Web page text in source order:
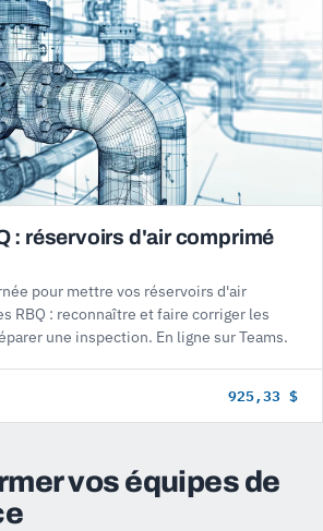
: réservoirs d'air comprimé
pour mettre vos réservoirs d'air
RBQ : reconnaître et faire corriger les
une inspection. En ligne sur Teams.
925,33 $
vos équipes de